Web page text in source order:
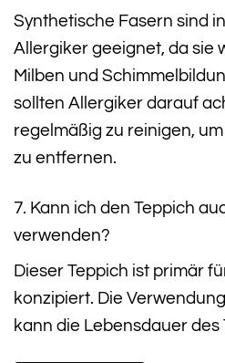
Synthetische Fasern sind
Allergiker geeignet, da sie
Milben und
sollten Allergiker darauf
regelmäßig zu reinigen,
zu entfernen.
7. Kann ich den Teppich
verwenden?
Dieser Teppich ist primär
konzipiert. Die
kann die Lebensdauer des